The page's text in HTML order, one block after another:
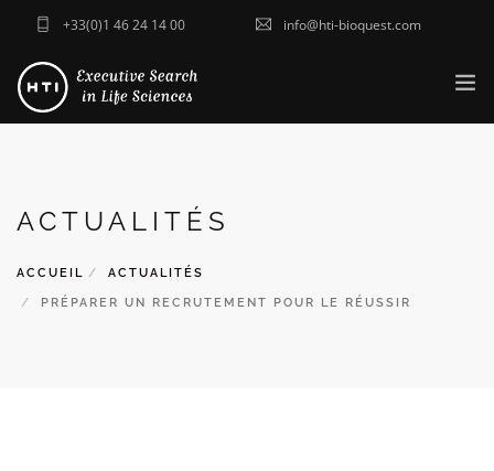
+33(0)1 46 24 14 00 info@hti-bioquest.com
SECTEURS
ACTUALITÉS
ACTUALITÉS
ACCUEIL ACTUALITÉS
PRÉPARER UN RECRUTEMENT POUR LE RÉUSSIR